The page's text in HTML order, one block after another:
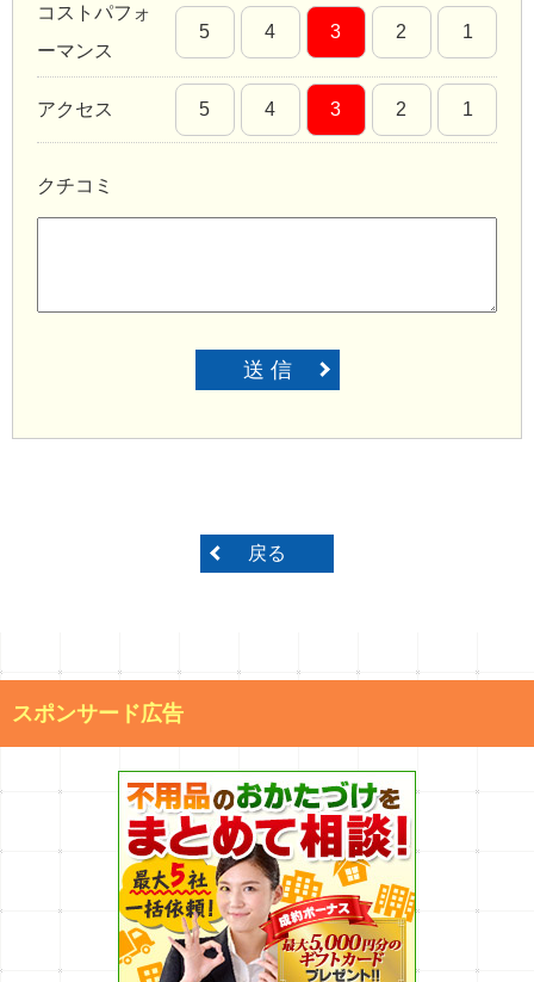
コストパフォ
ーマンス
5 4 3 2 1
アクセス 5 4 3 2 1
クチコミ
送 信
戻る
スポンサード広告